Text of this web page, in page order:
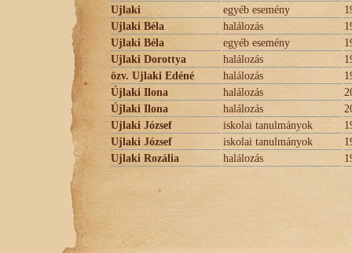
Ujlaki
egyéb esemény
Ujlaki Béla
halálozás
Ujlaki Béla
egyéb esemény
Ujlaki Dorottya
halálozás
özv. Ujlaki Edéné
halálozás
Újlaki Ilona
halálozás
Újlaki Ilona
halálozás
Ujlaki József
iskolai tanulmányok
Ujlaki József
iskolai tanulmányok
Ujlaki Rozália
halálozás